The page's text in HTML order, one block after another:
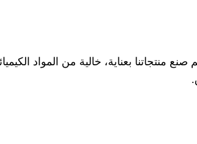
بعناية، خالية من المواد